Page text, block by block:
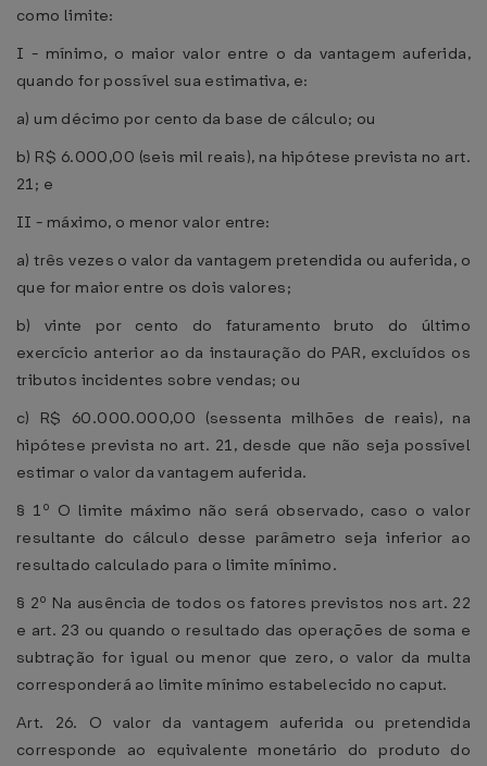
como limite:
I - mínimo, o maior valor entre o da vantagem auferida,
quando for possível sua estimativa, e:
a) um décimo por cento da base de cálculo; ou
b) R$ 6.000,00 (seis mil reais), na hipótese prevista no art.
21; e
II - máximo, o menor valor entre:
a) três vezes o valor da vantagem pretendida ou auferida, o
que for maior entre os dois valores;
b) vinte por cento do faturamento bruto do último
exercício anterior ao da instauração do PAR, excluídos os
tributos incidentes sobre vendas; ou
c) R$ 60.000.000,00 (sessenta milhões de reais), na
hipótese prevista no art. 21, desde que não seja possível
estimar o valor da vantagem auferida.
§ 1º O limite máximo não será observado, caso o valor
resultante do cálculo desse parâmetro seja inferior ao
resultado calculado para o limite mínimo.
§ 2º Na ausência de todos os fatores previstos nos art. 22
e art. 23 ou quando o resultado das operações de soma e
subtração for igual ou menor que zero, o valor da multa
corresponderá ao limite mínimo estabelecido no caput.
Art. 26. O valor da vantagem auferida ou pretendida
corresponde ao equivalente monetário do produto do